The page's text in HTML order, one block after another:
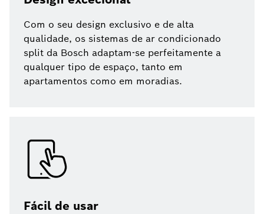
Com o seu design exclusivo e de alta
qualidade, os sistemas de ar condicionado
split da Bosch adaptam-se perfeitamente a
qualquer tipo de espaço, tanto em
apartamentos como em moradias.
Fácil de usar